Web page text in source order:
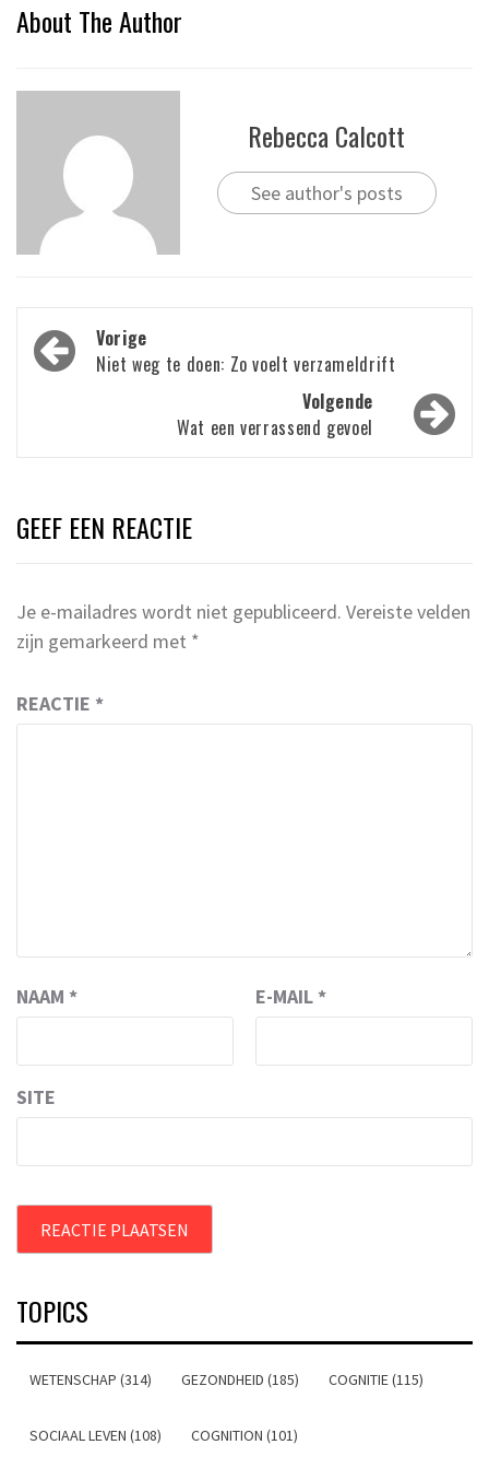
About The Author
Rebecca Calcott
See author's posts
Bericht
navigatie
Vorige
Niet weg te doen: Zo voelt verzameldrift
Volgende
Wat een verrassend gevoel
GEEF EEN REACTIE
Je e-mailadres wordt niet gepubliceerd. Vereiste velden
zijn gemarkeerd met *
REACTIE *
NAAM * E-MAIL *
SITE
TOPICS
WETENSCHAP (314) GEZONDHEID (185) COGNITIE (115)
SOCIAAL LEVEN (108) COGNITION (101)